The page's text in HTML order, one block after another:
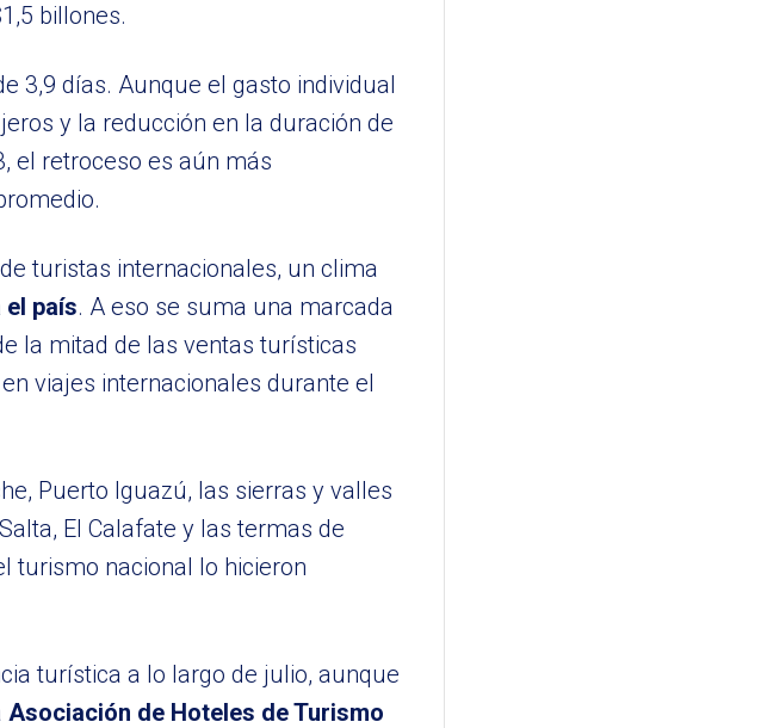
billones.
3,9 días. Aunque el gasto individual
y la reducción en la duración de
el retroceso es aún más
turistas internacionales, un clima
país. A eso se suma una marcada
la mitad de las ventas turísticas
viajes internacionales durante el
Puerto Iguazú, las sierras y valles
El Calafate y las termas de
turismo nacional lo hicieron
turística a lo largo de julio, aunque
Asociación de Hoteles de Turismo